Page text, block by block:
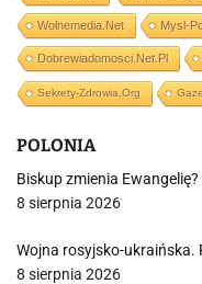
Wolnemedia.net Mysl-
Dobrewiadomosci.net.pl
Sekrety-Zdrowia.org
POLONIA
Biskup zmienia
8 sierpnia 2026
Wojna rosyjsko-
8 sierpnia 2026